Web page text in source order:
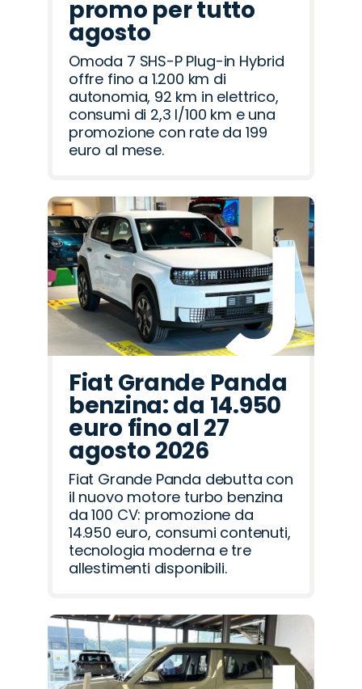
promo per tutto
agosto
Omoda 7 SHS-P Plug-in Hybrid
offre fino a 1.200 km di
autonomia, 92 km in elettrico,
consumi di 2,3 l/100 km e una
promozione con rate da 199
euro al mese.
Fiat Grande Panda
benzina: da 14.950
euro fino al 27
agosto 2026
Fiat Grande Panda debutta con
il nuovo motore turbo benzina
da 100 CV: promozione da
14.950 euro, consumi contenuti,
tecnologia moderna e tre
allestimenti disponibili.